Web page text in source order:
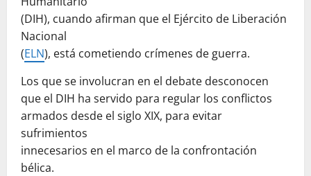
(DIH), cuando afirman que el Ejército de Liberación
Nacional
(ELN), está cometiendo crímenes de guerra.
Los que se involucran en el debate desconocen
que el DIH ha servido para regular los conflictos
armados desde el siglo XIX, para evitar
sufrimientos
innecesarios en el marco de la confrontación
bélica.